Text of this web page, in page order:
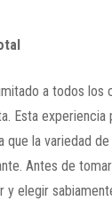
a todos los
Esta experiencia
que la variedad
Antes de
y elegir